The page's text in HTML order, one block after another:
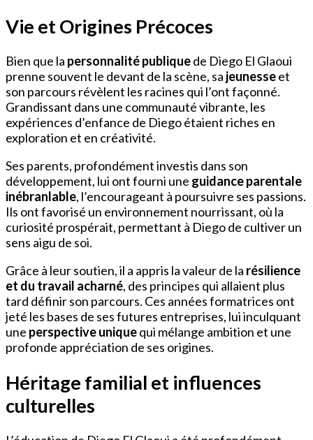
Vie et Origines Précoces
Bien que la personnalité publiquede Diego El Glaoui
prenne souvent le devant de la scène, sa jeunesseet
son parcours révèlent les racines qui l’ont façonné.
Grandissant dans une communauté vibrante, les
expériences d’enfance de Diego étaient riches en
exploration et en créativité.
Ses parents, profondément investis dans son
développement, lui ont fourni une guidance parentale
inébranlable, l’encourageant à poursuivre ses passions.
Ils ont favorisé un environnement nourrissant, où la
curiosité prospérait, permettant à Diego de cultiver un
sens aigu de soi.
Grâce à leur soutien, il a appris la valeur de la résilience
et du travail acharné, des principes qui allaient plus
tard définir son parcours. Ces années formatrices ont
jeté les bases de ses futures entreprises, lui inculquant
une perspective uniquequi mélange ambition et une
profonde appréciation de ses origines.
Héritage familial et influences
culturelles